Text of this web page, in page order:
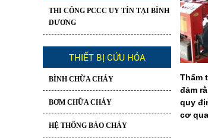
THI CÔNG PCCC UY TÍN TẠI BÌNH
DƯƠNG
THIẾT BỊ CỨU HỎA
BÌNH CHỮA CHÁY
BƠM CHỮA CHÁY
HỆ THỐNG BÁO CHÁY
Thẩm
đảm
quy
cơ